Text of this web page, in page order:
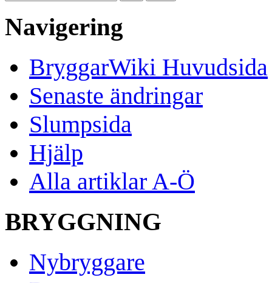
Navigering
BryggarWiki Huvudsida
Senaste ändringar
Slumpsida
Hjälp
Alla artiklar A-Ö
BRYGGNING
Nybryggare